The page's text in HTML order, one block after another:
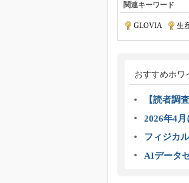
関連キーワード
GLOVIA| 生
おすすめホワ
【読者調
2026年4
フィジカ
AIデータ